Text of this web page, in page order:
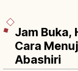
Jam Buka,
Cara
Abashiri